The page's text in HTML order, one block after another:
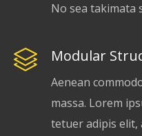
No sea takimata
Modular
Aenean
massa. Lorem
tetuer adipis elit,